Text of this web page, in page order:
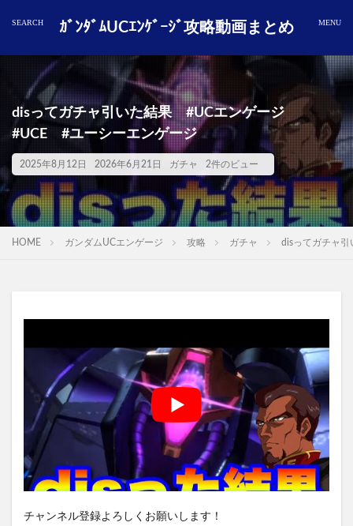
ｶﾞﾝﾀﾞﾑUCｴﾝｹﾞｰｼﾞ攻略動画まとめ
disってガチャ引いた結果 #UCエンゲージ
#UCE #ユーシーエンゲージ
2025年8月12日 2026年6月21日 ガチャ 2件のビュー
HOME ガンダムUCエンゲージ 攻略 ガチャ disってガチャ
チャンネル登録よろしくお願いします！